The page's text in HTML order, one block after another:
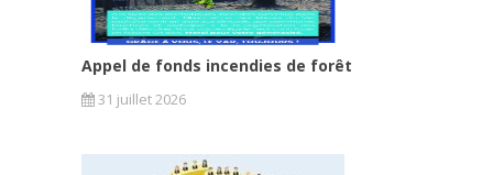
Appel de fonds incendies de forêt
31 juillet 2026